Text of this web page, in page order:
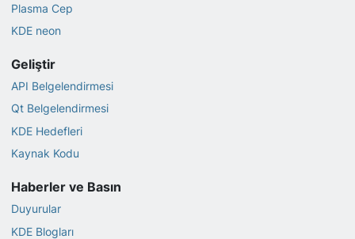
Plasma Cep
KDE neon
Geliştir
API Belgelendirmesi
Qt Belgelendirmesi
KDE Hedefleri
Kaynak Kodu
Haberler ve Basın
Duyurular
KDE Blogları